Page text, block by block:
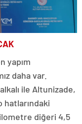
yapım
daha var.
ile Altunizade,
hatlarındaki
diğeri 4,5